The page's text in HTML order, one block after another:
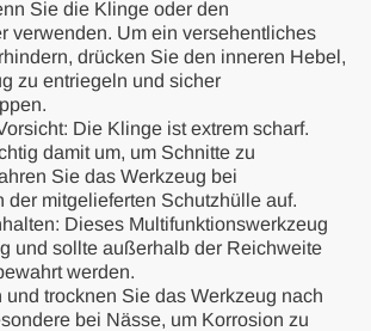
Sie die Klinge oder den
verwenden. Um ein versehentliches
drücken Sie den inneren Hebel,
zu entriegeln und sicher
Die Klinge ist extrem scharf.
damit um, um Schnitte zu
Sie das Werkzeug bei
der mitgelieferten Schutzhülle auf.
Dieses Multifunktionswerkzeug
und sollte außerhalb der Reichweite
werden.
trocknen Sie das Werkzeug nach
bei Nässe, um Korrosion zu